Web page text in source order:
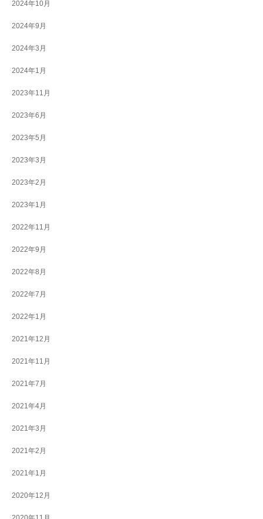
2024年10月
2024年9月
2024年3月
2024年1月
2023年11月
2023年6月
2023年5月
2023年3月
2023年2月
2023年1月
2022年11月
2022年9月
2022年8月
2022年7月
2022年1月
2021年12月
2021年11月
2021年7月
2021年4月
2021年3月
2021年2月
2021年1月
2020年12月